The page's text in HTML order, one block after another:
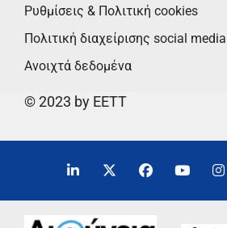
Ρυθμίσεις & Πολιτική cookies
Πολιτική διαχείρισης social media
Ανοιχτά δεδομένα
© 2023 by EETT